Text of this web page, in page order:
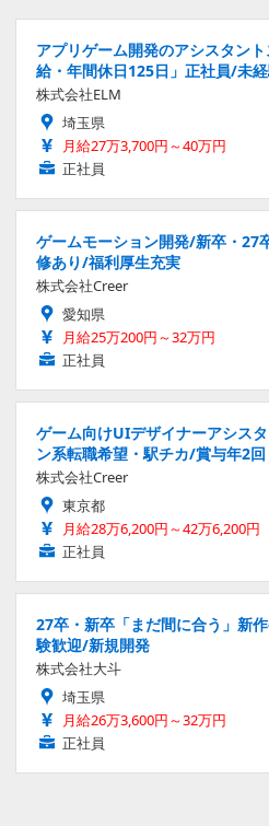
アプリゲーム開発のアシスタン
給・年間休日125日」正社員/未
株式会社ELM
埼玉県
月給27万3,700円～40万円
正社員
ゲームモーション開発/新卒・
修あり/福利厚生充実
株式会社Creer
愛知県
月給25万200円～32万円
正社員
ゲーム向けUIデザイナーアシス
ン系転職希望・駅チカ/賞与年2
株式会社Creer
東京都
月給28万6,200円～42万6,200円
正社員
27卒・新卒「まだ間に合う」新
験歓迎/新規開発
株式会社大斗
埼玉県
月給26万3,600円～32万円
正社員